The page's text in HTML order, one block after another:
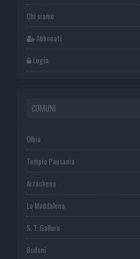
Chi siamo
Abbonati
Login
COMUNI
Olbia
Tempio Pausania
Arzachena
La Maddalena
S. T. Gallura
Budoni